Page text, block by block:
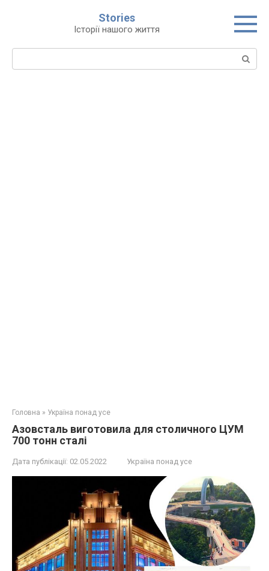
Stories
Історії нашого життя
Пошук:
Головна » Україна понад усе
Азовсталь виготовила для столичного ЦУМ
700 тонн сталі
Дата публікації: 02.05.2022 Україна понад усе